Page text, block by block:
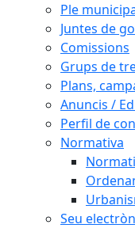
Ple
Juntes de
Comissions
Grups de
Plans,
Anuncis /
Perfil de
Normativa
Seu